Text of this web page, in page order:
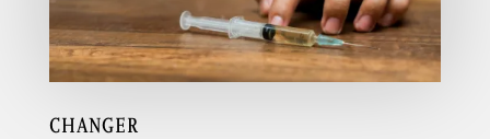
CHANGER